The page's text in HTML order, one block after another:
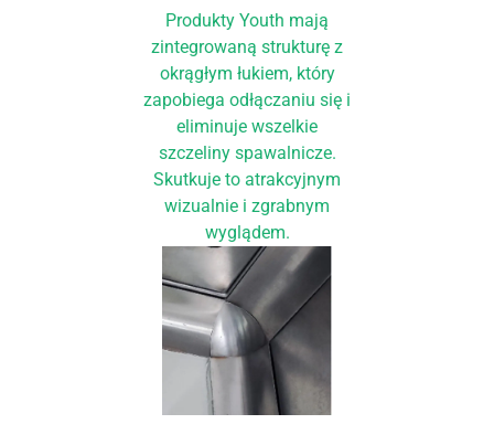
Produkty Youth mają
zintegrowaną strukturę z
okrągłym łukiem, który
zapobiega odłączaniu się i
eliminuje wszelkie
szczeliny spawalnicze.
Skutkuje to atrakcyjnym
wizualnie i zgrabnym
wyglądem.